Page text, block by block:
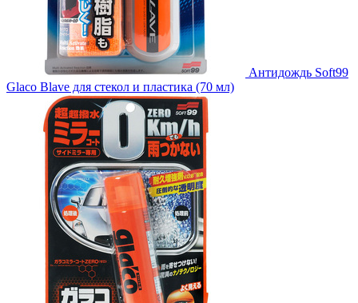
Антидождь Soft99
Glaco Blave для стекол и пластика (70 мл)